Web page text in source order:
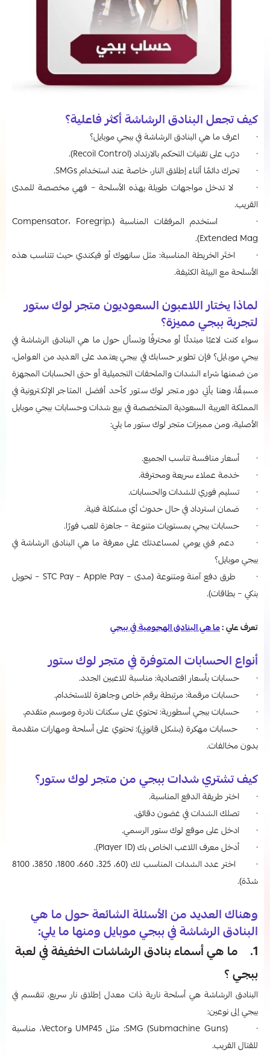
كيف تجعل البنادق الرشاشة أكثر فاعلية؟
· اعرف ما هي البنادق الرشاشة في ببجي موبايل؟
· درّب على تقنيات التحكم بالارتداد (Recoil Control).
· تحرك دائمًا أثناء إطلاق النار، خاصة عند استخدام SMGs.
· لا تدخل مواجهات طويلة بهذه الأسلحة – فهي مخصصة للمدى
القريب.
· استخدم المرفقات المناسبة (Compensator، Foregrip،
Extended Mag).
· اختَر الخريطة المناسبة: مثل سانهوك أو فيكندي حيث تتناسب هذه
الأسلحة مع البيئة الكثيفة.
لماذا يختار اللاعبون السعوديون متجر لوك ستور
لتجربة ببجي مميزة؟
سواء كنت لاعبًا مبتدئًا أو محترفًا وتسأل حول ما هي البنادق الرشاشة في
ببجي موبايل؟ فإن تطوير حسابك في ببجي يعتمد على العديد من العوامل،
من ضمنها شراء الشدات والملحقات التجميلية أو حتى الحسابات المجهزة
مسبقًا، وهنا يأتي دور متجر لوك ستور كأحد أفضل المتاجر الإلكترونية في
المملكة العربية السعودية المتخصصة في بيع شدات وحسابات ببجي موبايل
الأصلية، ومن مميزات متجر لوك ستور ما يلي:
· أسعار منافسة تناسب الجميع.
· خدمة عملاء سريعة ومحترفة.
· تسليم فوري للشدات والحسابات.
· ضمان استرداد في حال حدوث أي مشكلة فنية.
· حسابات ببجي بمستويات متنوعة – جاهزة للعب فورًا.
· دعم فني يومي لمساعدتك على معرفة ما هي البنادق الرشاشة في
ببجي موبايل؟
· طرق دفع آمنة ومتنوعة (مدى – STC Pay – Apple Pay – تحويل
بنكي – بطاقات).
تعرف علي :ما هي البنادق الهجومية في ببجي
أنواع الحسابات المتوفرة في متجر لوك ستور
· حسابات بأسعار اقتصادية: مناسبة للاعبين الجدد.
· حسابات مرقمة: مرتبطة برقم خاص وجاهزة للاستخدام.
· حسابات ببجي أسطورية: تحتوي على سكنات نادرة وموسم متقدم.
· حسابات مهكرة (بشكل قانوني): تحتوي على أسلحة ومهارات متقدمة
بدون مخالفات.
كيف تشتري شدات ببجي من متجر لوك ستور؟
· اختر طريقة الدفع المناسبة.
· تصلك الشدات في غضون دقائق.
· ادخل على موقع لوك ستور الرسمي.
· أدخل معرف اللاعب الخاص بك (Player ID).
· اختر عدد الشدات المناسب لك (60، 325، 660، 1800، 3850، 8100
شدّة).
وهناك العديد من الأسئلة الشائعة حول ما هي
البنادق الرشاشة في ببجي موبايل ومنها ما يلي:
1. ما هي أسماء بنادق الرشاشات الخفيفة في لعبة
ببجي ؟
البنادق الرشاشة هي أسلحة نارية ذات معدل إطلاق نار سريع، تنقسم في
ببجي إلى نوعين:
· SMG (Submachine Guns): مثل UMP45 وVector، مناسبة
للقتال القريب.